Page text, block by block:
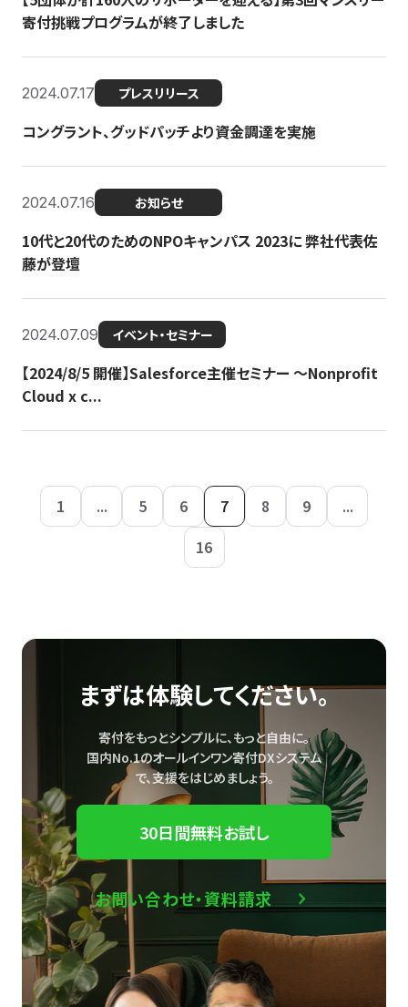
寄付挑戦プログラムが終了しました
2024.07.17 プレスリリース
コングラント、グッドパッチより資金調達を実施
2024.07.16 お知らせ
10代と20代のためのNPOキャンパス 2023に 弊社代表佐
藤が登壇
2024.07.09 イベント・セミナー
【2024/8/5 開催】Salesforce主催セミナー 〜Nonprofit
Cloud x c...
1 ... 5 6 7 8 9
...
16
まずは体験してください。
寄付をもっとシンプルに、もっと自由に。
国内No.1のオールインワン寄付DXシステム
で、支援をはじめましょう。
30日間無料お試し
お問い合わせ・資料請求